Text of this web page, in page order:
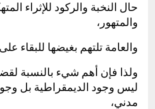
حال النخبة والركود للإثراء
والمتهور،
والعامة تلتهم بغيضها للبقاء
ولذا فإن أهم شيء بالنسبة
ليس وجود الديمقراطية بل
مدني،